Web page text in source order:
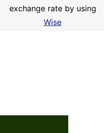
exchange rate by using
Wise